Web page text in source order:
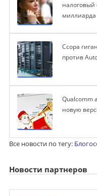
налоговый
миллиарда
Ссора
против
Qualcomm
новую
Все новости по тегу:
Новости партнеров